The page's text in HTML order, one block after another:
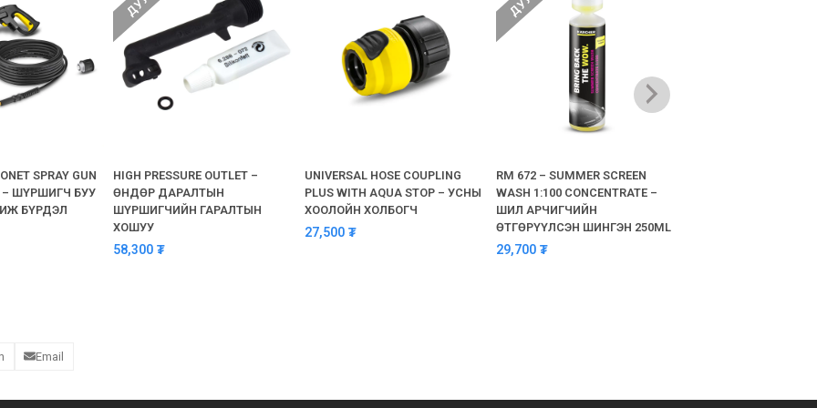
SPRAY GUN
– ШҮРШИГЧ БУУ
БҮРДЭЛ
HIGH PRESSURE OUTLET –
ӨНДӨР ДАРАЛТЫН
ШҮРШИГЧИЙН ГАРАЛТЫН
ХОШУУ
58,300 ₮
UNIVERSAL HOSE COUPLING
PLUS WITH AQUA STOP – УСНЫ
ХООЛОЙН ХОЛБОГЧ
27,500₮
RM 672 – SUMMER SCREEN
WASH 1:100 CONCENTRATE –
ШИЛ АРЧИГЧИЙН
ӨТГӨРҮҮЛСЭН ШИНГЭН 250ML
29,700₮
Email